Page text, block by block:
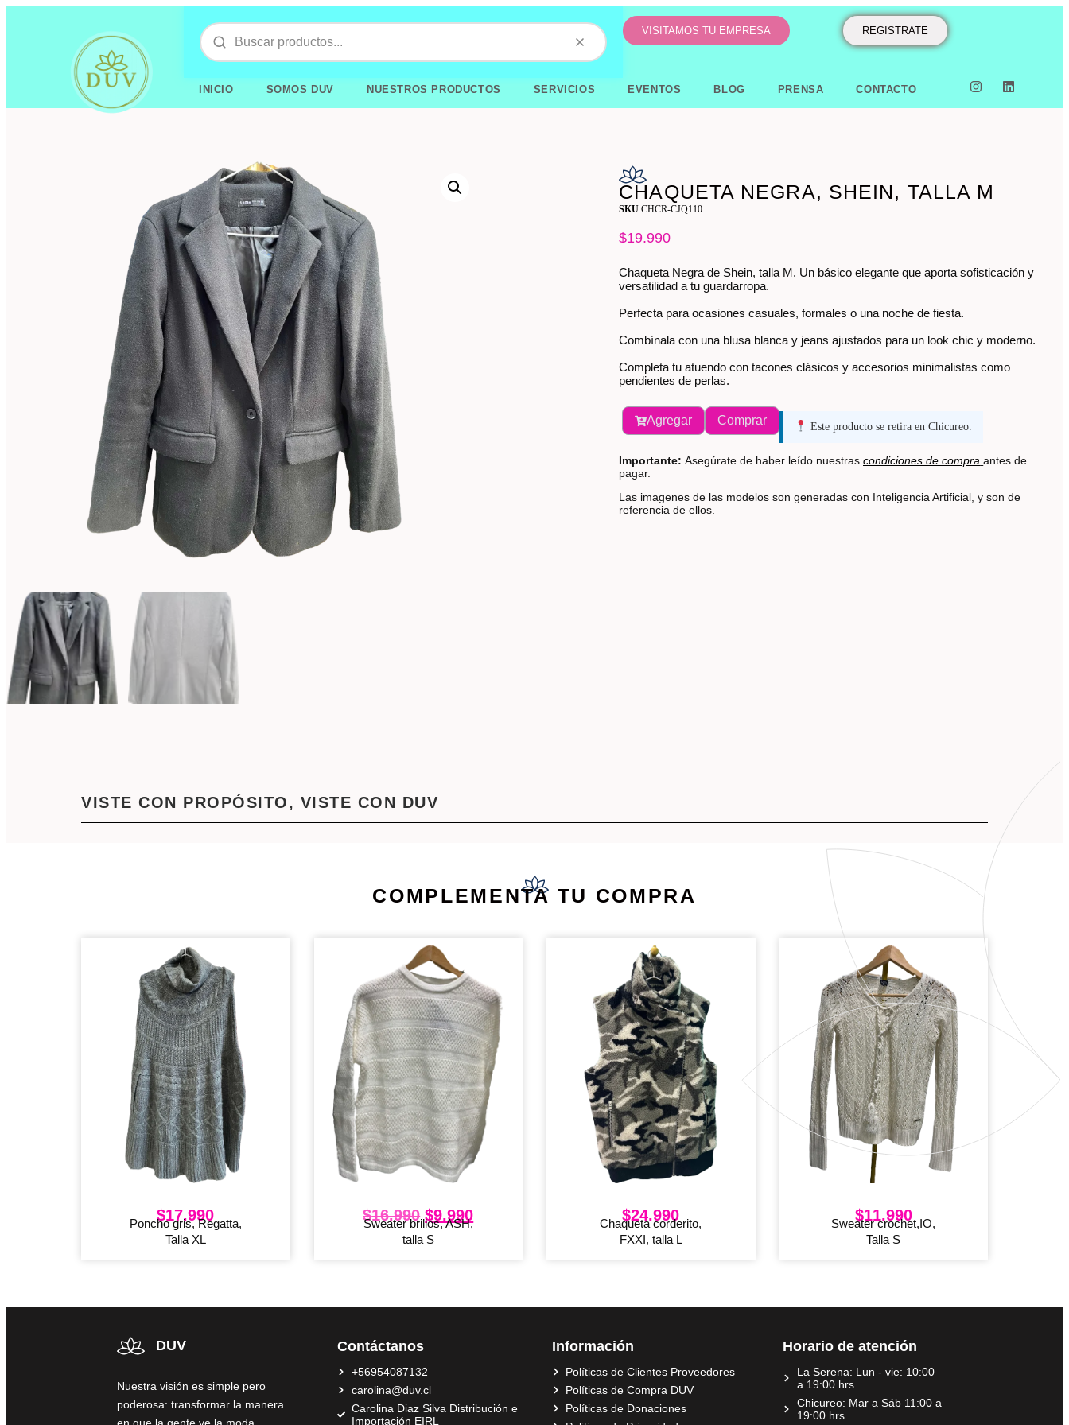
VISITAMOS TU EMPRESA REGISTRATE
INICIO SOMOS DUV NUESTROS PRODUCTOS SERVICIOS EVENTOS BLOG PRENSA CONTACTO
CHAQUETA NEGRA, SHEIN, TALLA M
SKUCHCR-CJQ110
$19.990
Chaqueta Negra de Shein, talla M. Un básico elegante que aporta sofisticación y
versatilidad a tu guardarropa.
Perfecta para ocasiones casuales, formales o una noche de fiesta.
Combínala con una blusa blanca y jeans ajustados para un look chic y moderno.
Completa tu atuendo con tacones clásicos y accesorios minimalistas como
pendientes de perlas.
Agregar Comprar Este producto se retira en Chicureo.
Importante: Asegúrate de haber leído nuestrascondiciones de compra antes de
pagar.
Las imagenes de las modelos son generadas con Inteligencia Artificial, y son de
referencia de ellos.
VISTE CON PROPÓSITO, VISTE CON DUV
COMPLEMENTA TU COMPRA
$17.990
Poncho gris, Regatta,
Talla XL
$16.990 $9.990
Sweater brillos, ASH,
talla S
$24.990
Chaqueta corderito,
FXXI, talla L
$11.990
Sweater crochet,IO,
Talla S
DUV
Nuestra visión es simple pero
poderosa: transformar la manera
Contáctanos
+56954087132
carolina@duv.cl
Carolina Diaz Silva Distribución e
Importación EIRL
Información
Políticas de Clientes Proveedores
Políticas de Compra DUV
Políticas de Donaciones
Horario de atención
La Serena: Lun - vie: 10:00
a 19:00 hrs.
Chicureo: Mar a Sáb 11:00 a
19:00 hrs